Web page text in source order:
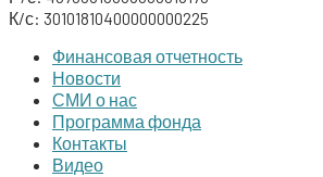
К/с: 30101810400000000225
Финансовая отчетность
Новости
СМИ о нас
Программа фонда
Контакты
Видео